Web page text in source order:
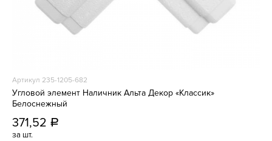
Артикул 235-1205-682
Угловой элемент Наличник Альта Декор «Классик»
Белоснежный
371,52 a
за шт.